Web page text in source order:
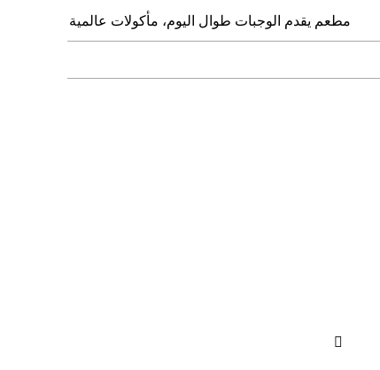
مطعم يقدم الوجبات طوال اليوم، مأكولات عالمية
